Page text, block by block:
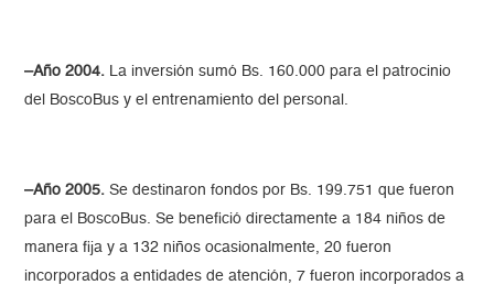
–Año 2004. La inversión sumó Bs. 160.000 para el patrocinio
del BoscoBus y el entrenamiento del personal.
–Año 2005. Se destinaron fondos por Bs. 199.751 que fueron
para el BoscoBus. Se benefició directamente a 184 niños de
manera fija y a 132 niños ocasionalmente, 20 fueron
incorporados a entidades de atención, 7 fueron incorporados a